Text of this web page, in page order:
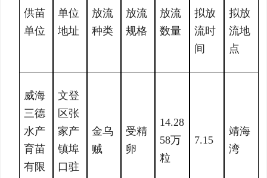
供苗
单位
单位
地址
放流
种类
放流
规格
放流
数量
拟放
流时
间
拟放
流地
点
威海
三德
水产
育苗
有限
文登
区张
家产
镇埠
口驻
金乌
贼
受精
卵
14.28
58万
粒
7.15
靖海
湾